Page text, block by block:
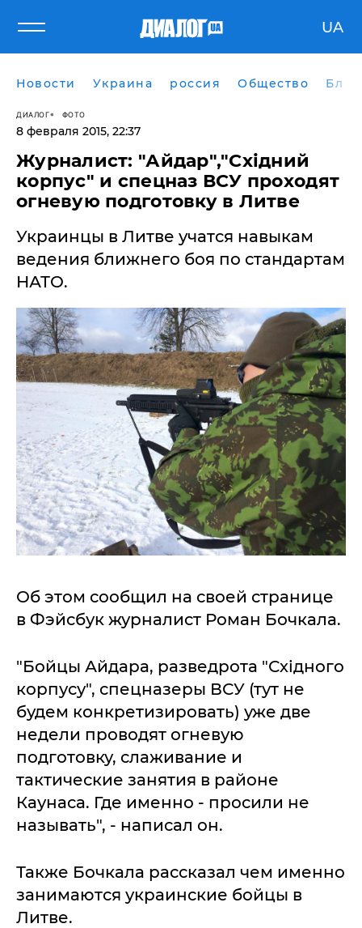
UA
Новости Украина россия Общество
ДИАЛОГ ФОТО
8 февраля 2015, 22:37
Журналист: "Айдар","Східний
корпус" и спецназ ВСУ проходят
огневую подготовку в Литве
Украинцы в Литве учатся навыкам
ведения ближнего боя по стандартам
НАТО.
Об этом сообщил на своей странице
в Фэйсбук журналист Роман Бочкала.
"Бойцы Айдара, разведрота "Східного
корпусу", спецназеры ВСУ (тут не
будем конкретизировать) уже две
недели проводят огневую
подготовку, слаживание и
тактические занятия в районе
Каунаса. Где именно - просили не
называть", - написал он.
Также Бочкала рассказал чем именно
занимаются украинские бойцы в
Литве.